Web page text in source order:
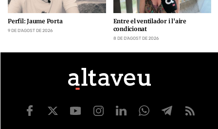
Perfil: Jaume Porta
9 DE D’AGOST DE 2026
Entre el ventilador i l'aire
condicionat
8 DE D’AGOST DE 2026